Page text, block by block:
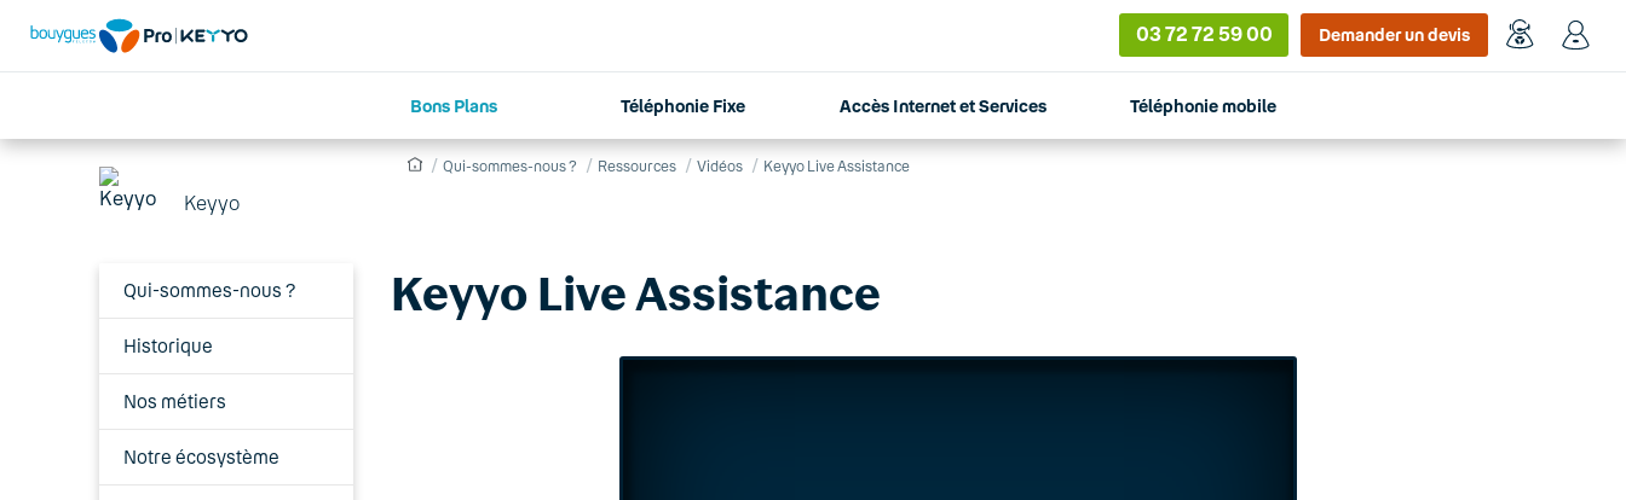
03 72 72 59 00 Demander un devis
Bons Plans Téléphonie Fixe Accès Internet et Services Téléphonie mobile
Keyyo
Qui-sommes-nous ?
Historique
Nos métiers
Notre écosystème
Qui-sommes-nous ? Ressources Vidéos Keyyo Live Assistance
Keyyo Live Assistance